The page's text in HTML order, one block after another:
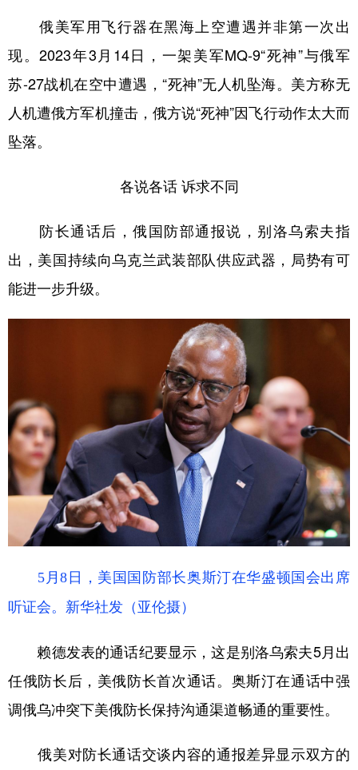
俄美军用飞行器在黑海上空遭遇并非第一次出
现。2023年3月14日，一架美军MQ-9“死神”与俄军
苏-27战机在空中遭遇，“死神”无人机坠海。美方称无
人机遭俄方军机撞击，俄方说“死神”因飞行动作太大而
坠落。
各说各话 诉求不同
防长通话后，俄国防部通报说，别洛乌索夫指
出，美国持续向乌克兰武装部队供应武器，局势有可
能进一步升级。
5月8日，美国国防部长奥斯汀在华盛顿国会出席
听证会。新华社发（亚伦摄）
赖德发表的通话纪要显示，这是别洛乌索夫5月出
任俄防长后，美俄防长首次通话。奥斯汀在通话中强
调俄乌冲突下美俄防长保持沟通渠道畅通的重要性。
俄美对防长通话交谈内容的通报差异显示双方的